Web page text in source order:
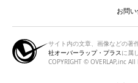
お問
サイト内の文章、画像などの著
社オーバーラップ・プラス に属
COPYRIGHT © OVERLAP,inc